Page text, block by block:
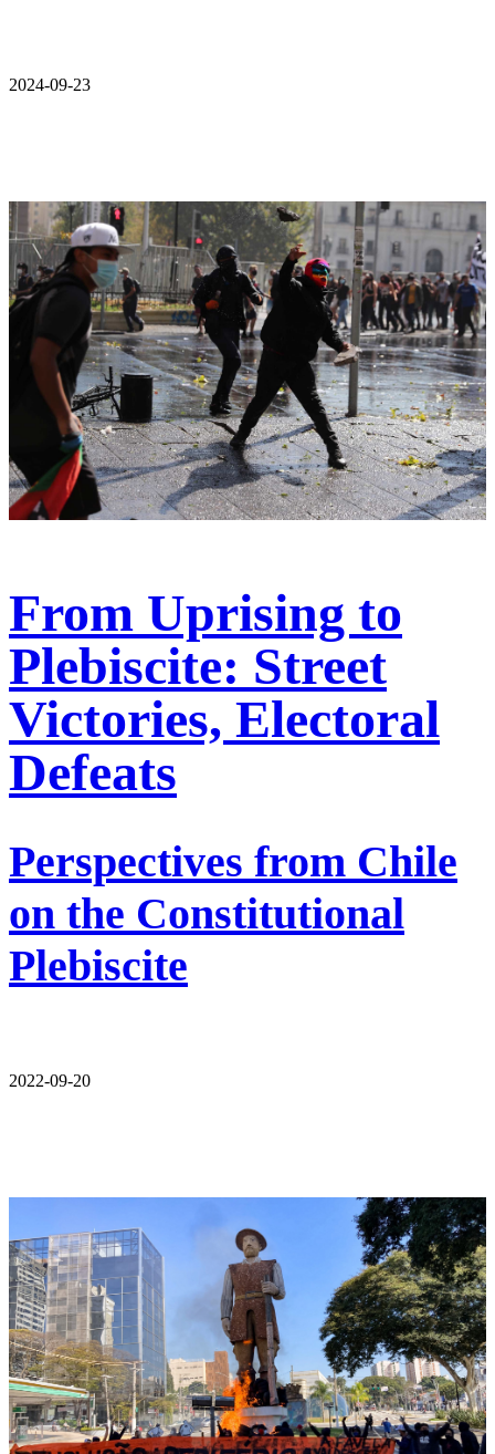
2024-09-23
From Uprising to
Plebiscite: Street
Victories, Electoral
Defeats
Perspectives from Chile
on the Constitutional
Plebiscite
2022-09-20